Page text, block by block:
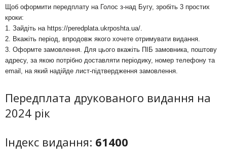
Щоб оформити передплату на Голос з-над Бугу, зробіть 3 простих
кроки:
1. Зайдіть на https://peredplata.ukrposhta.ua/.
2. Вкажіть період, впродовж якого хочете отримувати видання.
3. Оформте замовлення. Для цього вкажіть ПІБ замовника, поштову
адресу, за якою потрібно доставляти періодику, номер телефону та
email, на який надійде лист-підтвердження замовлення.
Передплата друкованого видання на
2024 рік
Індекс видання: 61400